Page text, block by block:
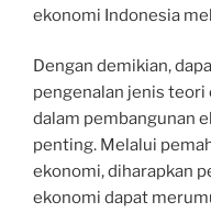
ekonomi Indonesia
Dengan demikian,
pengenalan jenis
dalam pembangunan
penting. Melalui
ekonomi, diharapkan
ekonomi dapat